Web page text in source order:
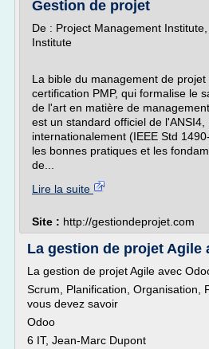
Gestion de projet
De : Project Management
Institute
La bible du management de
certification PMP, qui formalise le
de l'art en matière de
est un standard officiel de l'ANSI4,
internationalement (IEEE Std
les bonnes pratiques et les
de...
Lire la suite
Site : http://gestiondeprojet.com
La gestion de projet Agile
La gestion de projet Agile avec
Scrum, Planification, Organisation,
vous devez savoir
Odoo
6 IT, Jean-Marc Dupont